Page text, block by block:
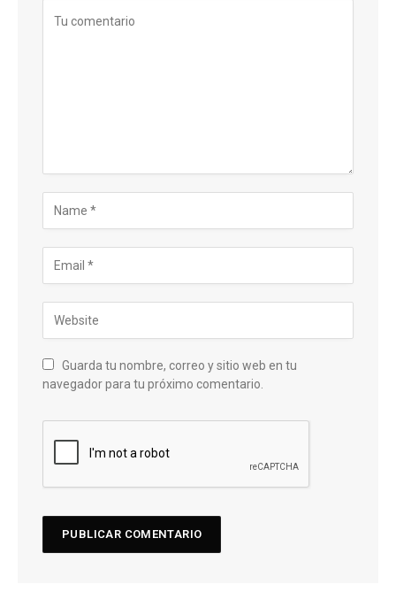
Guarda tu nombre, correo y sitio web en tu
navegador para tu próximo comentario.